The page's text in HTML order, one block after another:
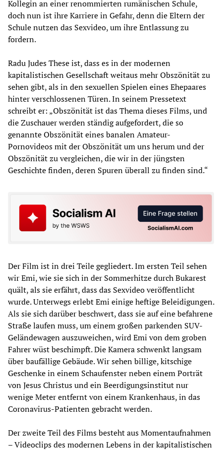
Kollegin an einer renommierten rumänischen Schule,
doch nun ist ihre Karriere in Gefahr, denn die Eltern der
Schule nutzen das Sexvideo, um ihre Entlassung zu
fordern.
Radu Judes These ist, dass es in der modernen
kapitalistischen Gesellschaft weitaus mehr Obszönität zu
sehen gibt, als in den sexuellen Spielen eines Ehepaares
hinter verschlossenen Türen. In seinem Pressetext
schreibt er: „Obszönität ist das Thema dieses Films, und
die Zuschauer werden ständig aufgefordert, die so
genannte Obszönität eines banalen Amateur-
Pornovideos mit der Obszönität um uns herum und der
Obszönität zu vergleichen, die wir in der jüngsten
Geschichte finden, deren Spuren überall zu finden sind.“
Der Film ist in drei Teile gegliedert. Im ersten Teil sehen
wir Emi, wie sie sich in der Sommerhitze durch Bukarest
quält, als sie erfährt, dass das Sexvideo veröffentlicht
wurde. Unterwegs erlebt Emi einige heftige Beleidigungen.
Als sie sich darüber beschwert, dass sie auf eine befahrene
Straße laufen muss, um einem großen parkenden SUV-
Geländewagen auszuweichen, wird Emi von dem groben
Fahrer wüst beschimpft. Die Kamera schwenkt langsam
über baufällige Gebäude. Wir sehen billige, kitschige
Geschenke in einem Schaufenster neben einem Porträt
von Jesus Christus und ein Beerdigungsinstitut nur
wenige Meter entfernt von einem Krankenhaus, in das
Coronavirus-Patienten gebracht werden.
Der zweite Teil des Films besteht aus Momentaufnahmen
– Videoclips des modernen Lebens in der kapitalistischen